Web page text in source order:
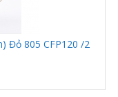
Đỏ 805 CFP120 /2